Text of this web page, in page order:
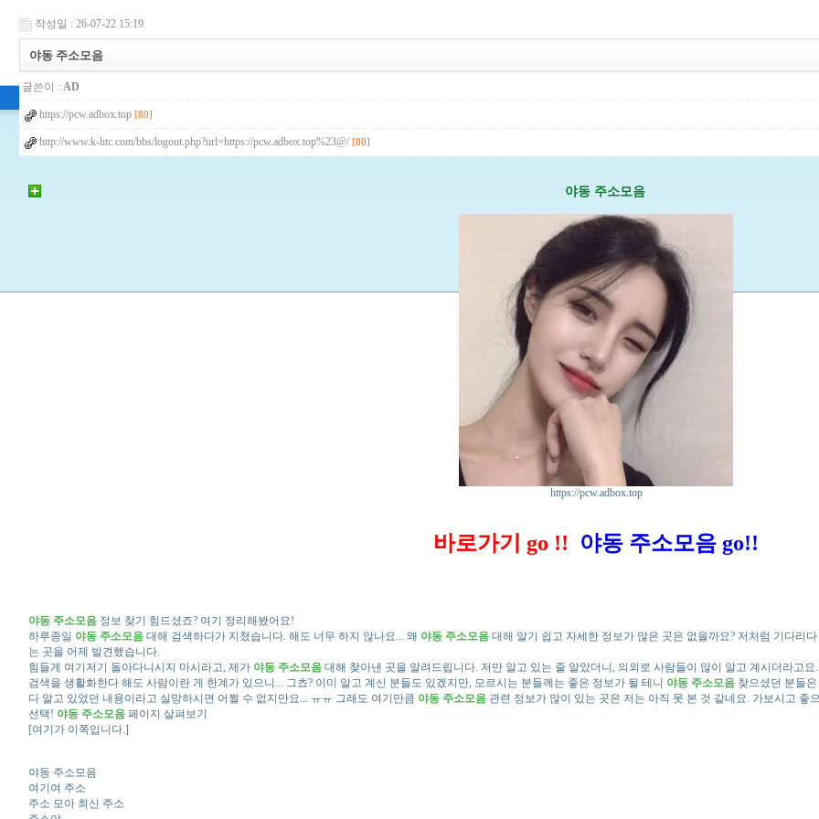
작성일 : 26-07-22 15:19
야동 주소모음
글쓴이 : AD
https://pcw.adbox.top [80]
http://www.k-htc.com/bbs/logout.php?url=https://pcw.adbox.top%23@/ [80]
야동 주소모음
https://pcw.adbox.top
바로가기 go !! 야동 주소모음 go!!
야동 주소모음정보 찾기 힘드셨죠? 여기 정리해봤어요!
하루종일 야동 주소모음대해 검색하다가 지쳤습니다. 해도 너무 하지 않나요... 왜 야동 주소모음대해 알기 쉽고 자세한 정보가 많은 곳은 없을까요? 저처럼 기다리다
는 곳을 어제 발견했습니다.
힘들게 여기저기 돌아다니시지 마시라고, 제가 야동 주소모음대해 찾아낸 곳을 알려드립니다. 저만 알고 있는 줄 알았더니, 의외로 사람들이 많이 알고 계시더라고요.
검색을 생활화한다 해도 사람이란 게 한계가 있으니... 그쵸? 이미 알고 계신 분들도 있겠지만, 모르시는 분들께는 좋은 정보가 될 테니 야동 주소모음찾으셨던 분들은
다 알고 있었던 내용이라고 실망하시면 어쩔 수 없지만요... ㅠㅠ 그래도 여기만큼 야동 주소모음관련 정보가 많이 있는 곳은 저는 아직 못 본 것 같네요. 가보시고 좋
선택! 야동 주소모음페이지 살펴보기
[여기가 이쪽입니다.]
야동 주소모음
여기여 주소
주소 모아 최신 주소